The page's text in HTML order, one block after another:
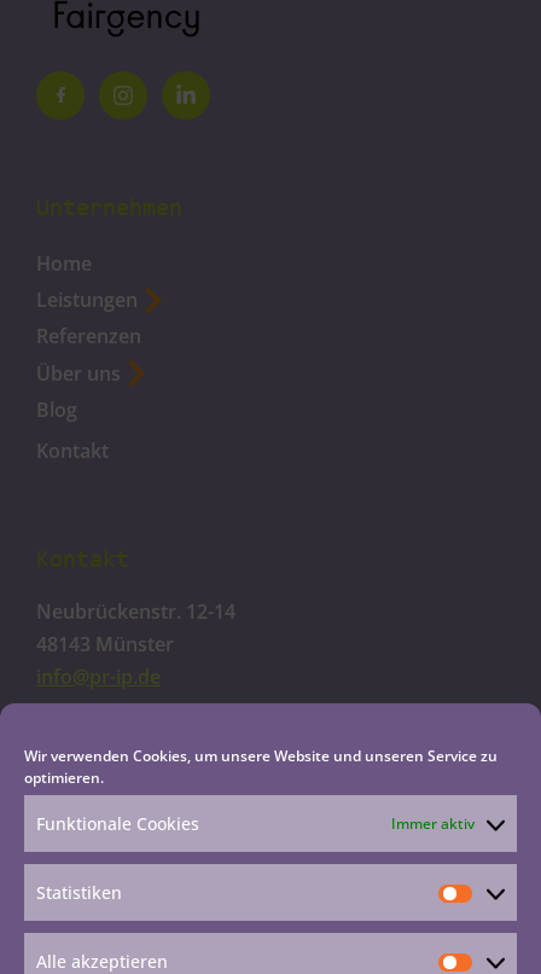
Wir verwenden Cookies, um unsere Website und unseren Service zu
optimieren.
Funktionale Cookies Immer aktiv
Statistiken
Alle akzeptieren
Unternehmen
Home
Leistungen
Referenzen
Über uns
Blog
Kontakt
Kontakt
Neubrückenstr. 12-14
48143 Münster
info@pr-ip.de
Cookie-Richtlinie
Datenschutzerklärung
Impressum
Haftungsausschluss